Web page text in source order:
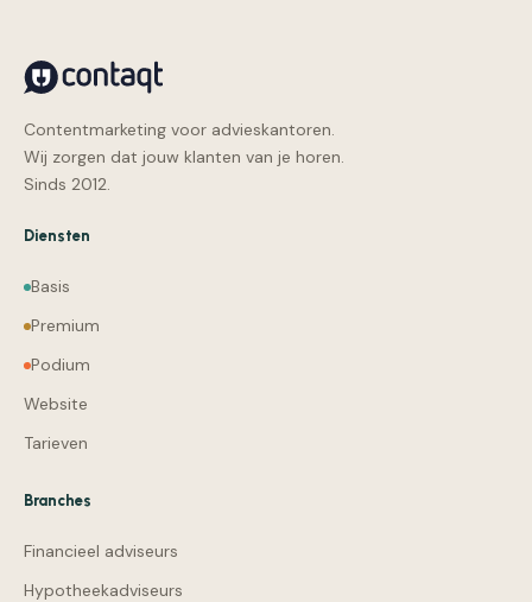
Contentmarketing voor advieskantoren.
Wij zorgen dat jouw klanten van je horen.
Sinds 2012.
Diensten
Basis
Premium
Podium
Website
Tarieven
Branches
Financieel adviseurs
Hypotheekadviseurs